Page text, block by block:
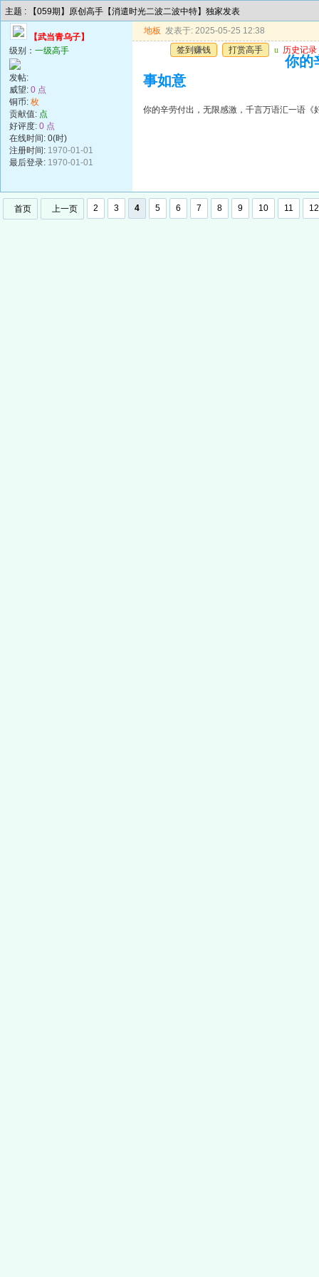
主题 : 【059期】原创高手【消遣时光二波二波中特】独家发表
【武当青乌子】
级别： 一级高手
发帖:
威望: 0 点
铜币: 枚
贡献值: 点
好评度: 0 点
在线时间: 0(时)
注册时间: 1970-01-01
最后登录: 1970-01-01
地板 发表于: 2025-05-25 12:38
签到赚钱
打赏高手 u 历史记录
你的
事如意
你的辛劳付出，无限感激，千言万语汇一语《
首页 上一页 2 3 4 5 6 7 8 9 10 11 12